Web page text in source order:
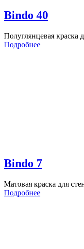
Bindo 40
Полуглянцевая краска
Подробнее
Bindo 7
Матовая краска для
Подробнее